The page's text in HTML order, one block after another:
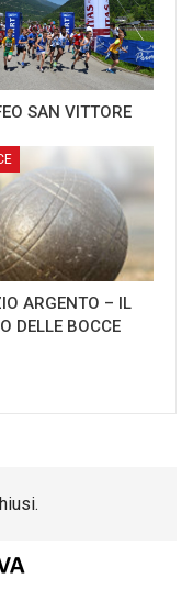
SAN VITTORE
ARGENTO – IL
DELLE BOCCE